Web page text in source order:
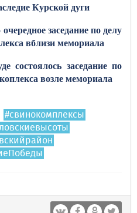
Курской дуги
заседание по делу
вблизи мемориала​​​​​​​
состоялось заседание по
возле мемориала
#свинокомплексы